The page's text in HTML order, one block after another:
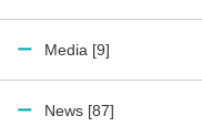
Media [9]
News [87]